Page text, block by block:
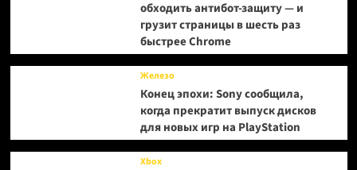
обходить антибот-защиту — и
грузит страницы в шесть раз
быстрее Chrome
Железо
Конец эпохи: Sony сообщила,
когда прекратит выпуск дисков
для новых игр на PlayStation
Xbox